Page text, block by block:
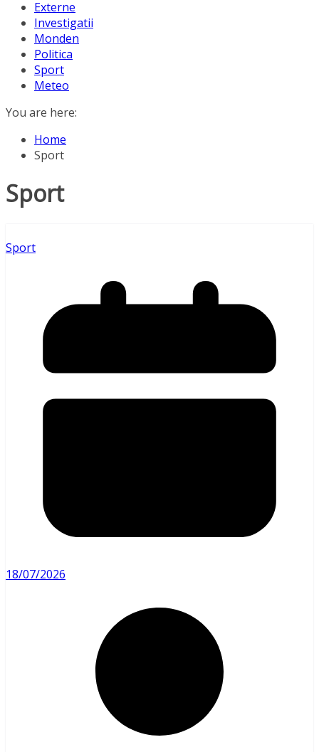
Externe
Investigatii
Monden
Politica
Sport
Meteo
You are here:
Home
Sport
Sport
Sport
18/07/2026